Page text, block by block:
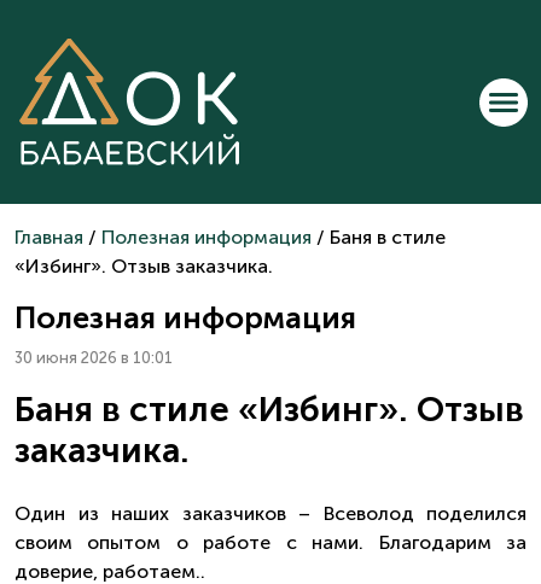
Главная / Полезная информация / Баня в стиле
«Избинг». Отзыв заказчика.
Полезная информация
30 июня 2026 в 10:01
Баня в стиле «Избинг». Отзыв
заказчика.
Один из наших заказчиков – Всеволод поделился
своим опытом о работе с нами. Благодарим за
доверие, работаем..